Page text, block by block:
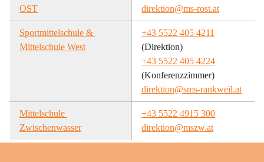
OST
direktion@ms-rost.at
Sportmittelschule &
Mittelschule West
+43 5522 405 4211
(Direktion)
+43 5522 405 4224
(Konferenzzimmer)
direktion@sms-rankweil.at
Mittelschule
Zwischenwasser
+43 5522 4915 300
direktion@mszw.at